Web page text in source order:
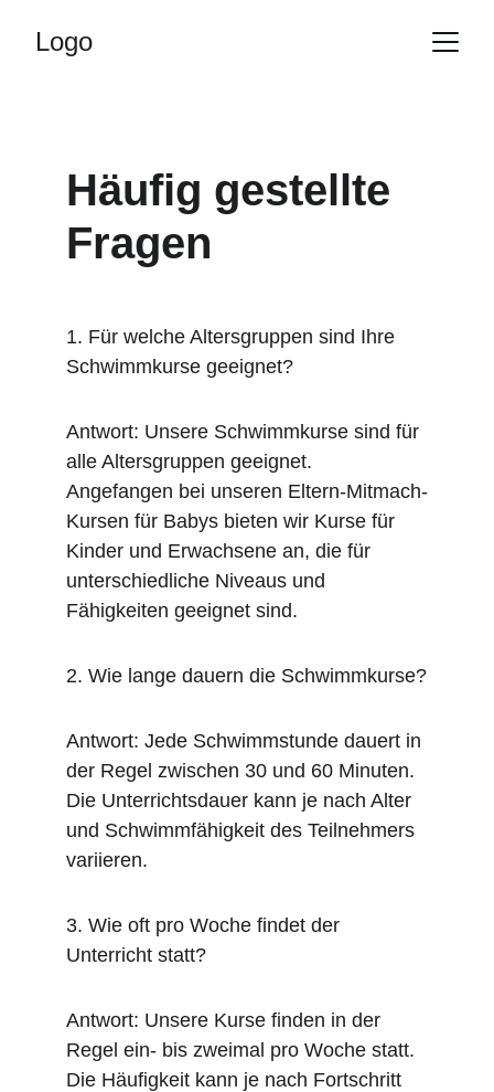
Logo
Häufig gestellte
Fragen
1. Für welche Altersgruppen sind Ihre
Schwimmkurse geeignet?
Antwort: Unsere Schwimmkurse sind für
alle Altersgruppen geeignet.
Angefangen bei unseren Eltern-Mitmach-
Kursen für Babys bieten wir Kurse für
Kinder und Erwachsene an, die für
unterschiedliche Niveaus und
Fähigkeiten geeignet sind.
2. Wie lange dauern die Schwimmkurse?
Antwort: Jede Schwimmstunde dauert in
der Regel zwischen 30 und 60 Minuten.
Die Unterrichtsdauer kann je nach Alter
und Schwimmfähigkeit des Teilnehmers
variieren.
3. Wie oft pro Woche findet der
Unterricht statt?
Antwort: Unsere Kurse finden in der
Regel ein- bis zweimal pro Woche statt.
Die Häufigkeit kann je nach Fortschritt